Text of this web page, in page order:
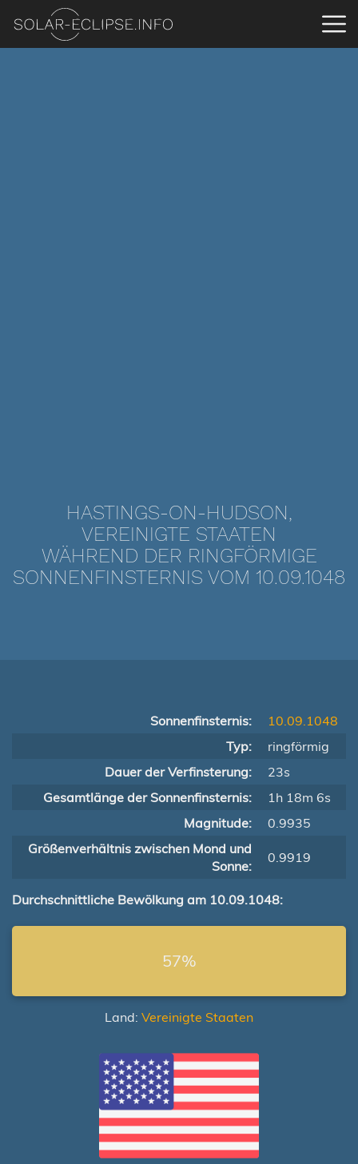
HASTINGS-ON-HUDSON,
VEREINIGTE STAATEN
WÄHREND DER RINGFÖRMIGE
SONNENFINSTERNIS VOM 10.09.1048
Sonnenfinsternis:
10.09.1048
Typ:
ringförmig
Dauer der Verfinsterung:
23s
Gesamtlänge der Sonnenfinsternis:
1h 18m 6s
Magnitude:
0.9935
Größenverhältnis zwischen Mond und
Sonne:
0.9919
Durchschnittliche Bewölkung am 10.09.1048:
57%
Land: Vereinigte Staaten